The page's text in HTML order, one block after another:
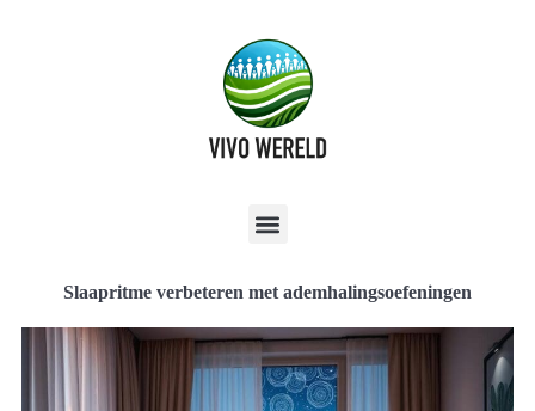
Slaapritme verbeteren met ademhalingsoefeningen